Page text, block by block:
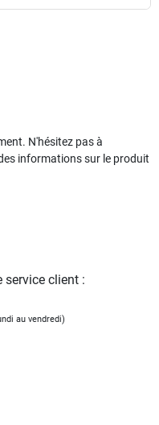
N'hésitez pas à
informations sur le produit
service client :
au vendredi)